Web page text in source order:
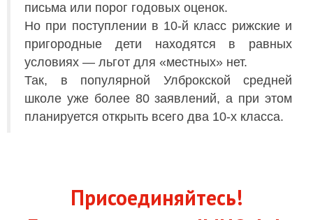
письма или порог годовых оценок.
Но при поступлении в 10-й класс рижские и
пригородные дети находятся в равных
условиях — льгот для «местных» нет.
Так, в популярной Улброкской средней
школе уже более 80 заявлений, а при этом
планируется открыть всего два 10-х класса.
Присоединяйтесь!